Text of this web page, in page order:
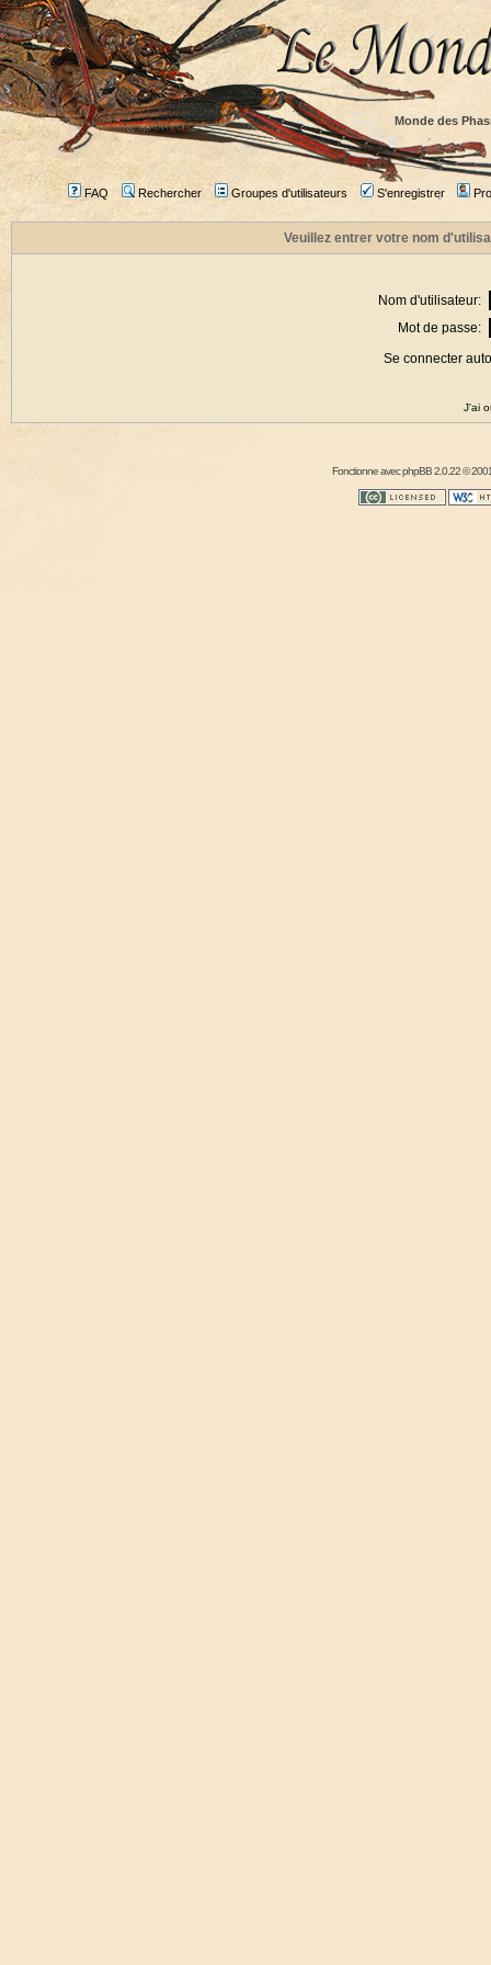
Monde des
FAQ Rechercher Groupes d'utilisateurs S'enregistrer
Veuillez entrer votre nom
Nom d'utilisateur:
Mot de passe:
Se connecter
J'ai
Fonctionne avecphpBB2.0.22 ©